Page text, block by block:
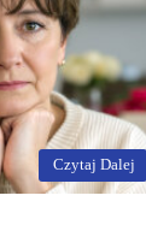
Czytaj Dalej